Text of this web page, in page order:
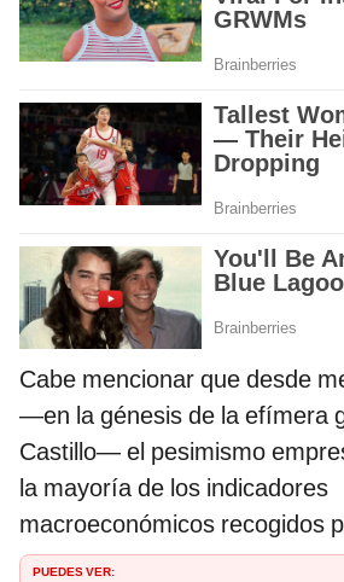
Cabe mencionar que desde
—en la génesis de la efímera
Castillo— el pesimismo
la mayoría de los indicadores
macroeconómicos recogidos
PUEDES VER: